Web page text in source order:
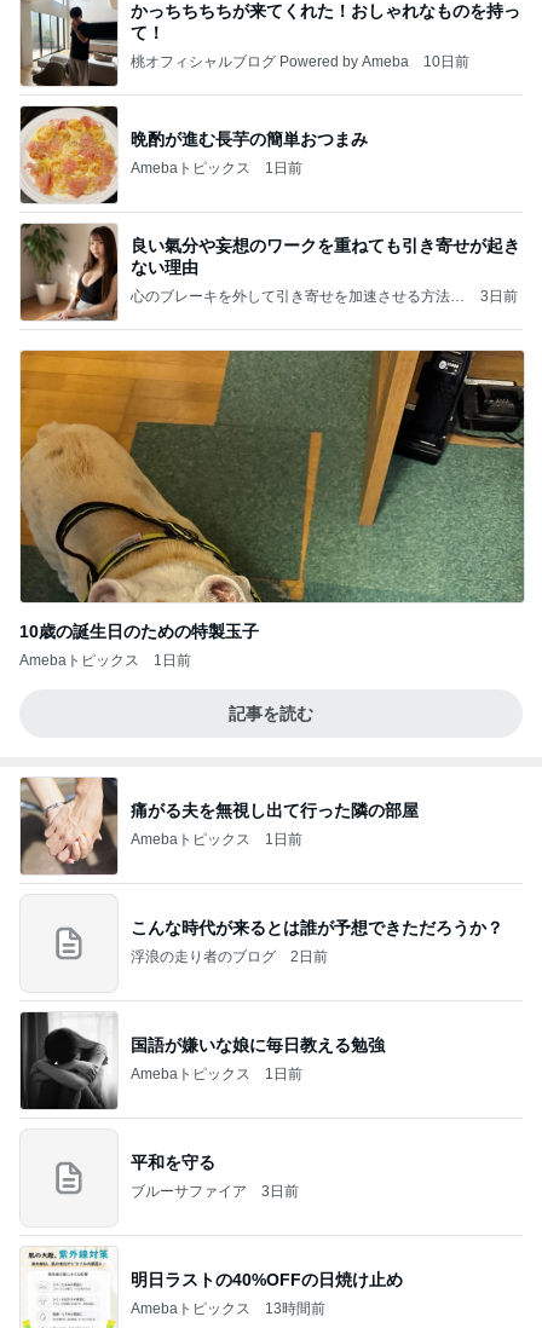
かっちちちちが来てくれた！おしゃれなものを持っ
て！
桃オフィシャルブログ Powered by Ameba 10日前
晩酌が進む長芋の簡単おつまみ
Amebaトピックス 1日前
良い氣分や妄想のワークを重ねても引き寄せが起き
ない理由
心のブレーキを外して引き寄せを加速させる方法：
3日前
10歳の誕生日のための特製玉子
Amebaトピックス 1日前
記事を読む
痛がる夫を無視し出て行った隣の部屋
Amebaトピックス 1日前
こんな時代が来るとは誰が予想できただろうか？
浮浪の走り者のブログ 2日前
国語が嫌いな娘に毎日教える勉強
Amebaトピックス 1日前
平和を守る
ブルーサファイア 3日前
明日ラストの40%OFFの日焼け止め
Amebaトピックス 13時間前